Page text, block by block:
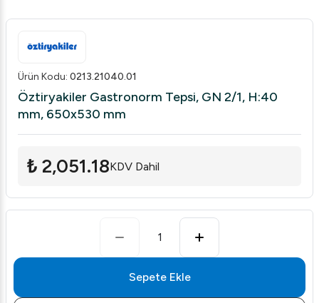
Ürün Kodu: 0213.21040.01
Öztiryakiler Gastronorm Tepsi, GN 2/1, H:40
mm, 650x530 mm
₺ 2,051.18KDV Dahil
1
Sepete Ekle